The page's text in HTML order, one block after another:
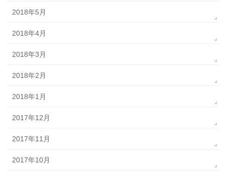
2018年5月
2018年4月
2018年3月
2018年2月
2018年1月
2017年12月
2017年11月
2017年10月